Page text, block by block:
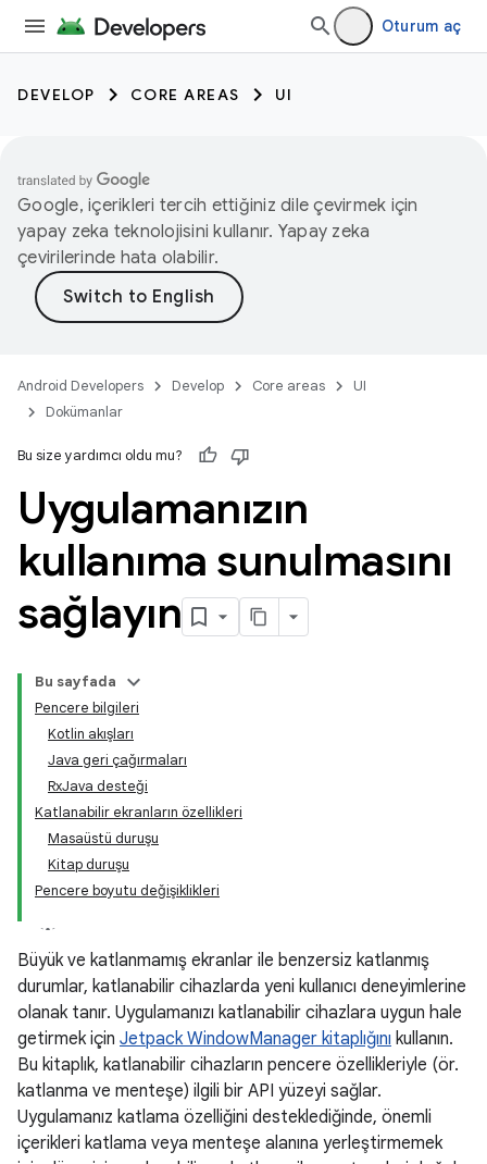
Oturum aç
DEVELOP CORE AREAS UI
Google, içerikleri tercih ettiğiniz dile çevirmek için
yapay zeka teknolojisini kullanır. Yapay zeka
çevirilerinde hata olabilir.
Android Developers Develop Core areas
UI
Dokümanlar
Bu size yardımcı oldu mu?
Uygulamanızın
kullanıma sunulmasını
sağlayın
Bu sayfada
Pencere bilgileri
Kotlin akışları
Java geri çağırmaları
RxJava desteği
Katlanabilir ekranların özellikleri
Masaüstü duruşu
Kitap duruşu
Pencere boyutu değişiklikleri
Büyük ve katlanmamış ekranlar ile benzersiz katlanmış
durumlar, katlanabilir cihazlarda yeni kullanıcı deneyimlerine
olanak tanır. Uygulamanızı katlanabilir cihazlara uygun hale
getirmek için Jetpack WindowManager kitaplığını kullanın.
Bu kitaplık, katlanabilir cihazların pencere özellikleriyle (ör.
katlanma ve menteşe) ilgili bir API yüzeyi sağlar.
Uygulamanız katlama özelliğini desteklediğinde, önemli
içerikleri katlama veya menteşe alanına yerleştirmemek